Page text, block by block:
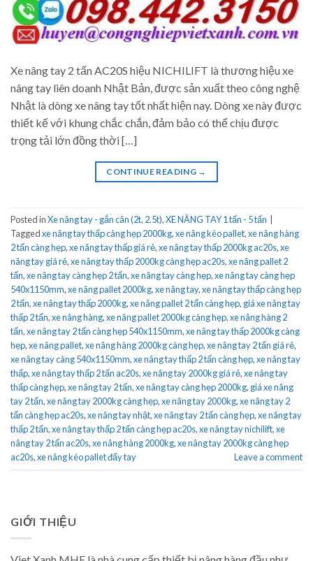
Xe nâng tay 2 tấn AC20S hiệu NICHILIFT là thương hiệu xe
nâng tay liên doanh Nhật Bản, được sản xuất theo công nghệ
Nhật là dòng xe nâng tay tốt nhất hiện nay. Dòng xe này được
thiết kế với khung chắc chắn, đảm bảo có thể chịu được
trọng tải lớn đồng thời […]
CONTINUE READING →
Posted inXe nâng tay - gắn cân (2t, 2.5t),XE NÂNG TAY 1 tấn - 5 tấn
Taggedxe nâng tay thấp càng hẹp 2000kg,xe nâng kéo pallet,xe nâng hàng
2 tấn càng hẹp,xe nâng tay thấp giá rẻ,xe nâng tay thấp 2000kg ac20s,xe
nâng tay giá rẻ,xe nâng tay thấp 2000kg càng hẹp ac20s,xe nâng pallet 2
tấn,xe nâng tay càng hẹp 2 tấn,xe nâng tay càng hẹp,xe nâng tay càng hẹp
540x1150mm,xe nâng pallet 2000kg,xe nâng tay,xe nâng tay thấp càng hẹp
2 tấn,xe nâng tay thấp 2000kg,xe nâng pallet 2 tấn càng hẹp, giá xe nâng tay
thấp 2 tấn,xe nâng hàng,xe nâng pallet 2000kg càng hẹp,xe nâng hàng 2
tấn,xe nâng tay 2 tấn càng hẹp 540x1150mm,xe nâng tay thấp 2000kg càng
hẹp,xe nâng pallet,xe nâng hàng 2000kg càng hẹp,xe nâng tay 2 tấn giá rẻ,
xe nâng tay càng 540x1150mm,xe nâng tay thấp 2 tấn càng hẹp,xe nâng tay
thấp,xe nâng tay thấp 2 tấn ac20s,xe nâng tay 2000kg giá rẻ,xe nâng tay
thấp càng hẹp,xe nâng tay 2 tấn,xe nâng tay càng hẹp 2000kg, giá xe nâng
tay 2 tấn,xe nâng tay 2000kg càng hẹp,xe nâng tay 2000kg,xe nâng tay 2
tấn càng hẹp ac20s,xe nâng tay nhật,xe nâng tay 2 tấn càng hẹp,xe nâng tay
thấp 2 tấn,xe nâng tay thấp 2 tấn càng hẹp ac20s,xe nâng tay nichilift,xe
nâng tay 2 tấn ac20s,xe nâng hàng 2000kg,xe nâng tay 2000kg càng hẹp
ac20s,xe nâng kéo pallet đẩy tay Leave a comment
GIỚI THIỆU